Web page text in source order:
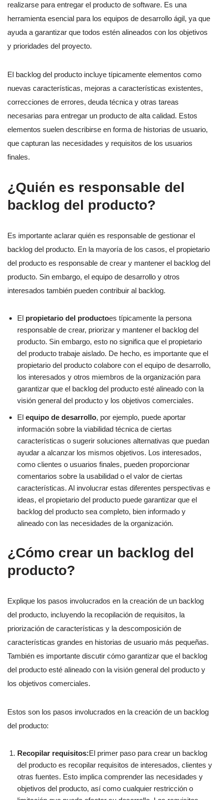
realizarse para entregar el producto de software. Es una
herramienta esencial para los equipos de desarrollo ágil, ya que
ayuda a garantizar que todos estén alineados con los objetivos
y prioridades del proyecto.
El backlog del producto incluye típicamente elementos como
nuevas características, mejoras a características existentes,
correcciones de errores, deuda técnica y otras tareas
necesarias para entregar un producto de alta calidad. Estos
elementos suelen describirse en forma de historias de usuario,
que capturan las necesidades y requisitos de los usuarios
finales.
¿Quién es responsable del
backlog del producto?
Es importante aclarar quién es responsable de gestionar el
backlog del producto. En la mayoría de los casos, el propietario
del producto es responsable de crear y mantener el backlog del
producto. Sin embargo, el equipo de desarrollo y otros
interesados también pueden contribuir al backlog.
El propietario del productoes típicamente la persona
responsable de crear, priorizar y mantener el backlog del
producto. Sin embargo, esto no significa que el propietario
del producto trabaje aislado. De hecho, es importante que el
propietario del producto colabore con el equipo de desarrollo,
los interesados y otros miembros de la organización para
garantizar que el backlog del producto esté alineado con la
visión general del producto y los objetivos comerciales.
El equipo de desarrollo, por ejemplo, puede aportar
información sobre la viabilidad técnica de ciertas
características o sugerir soluciones alternativas que puedan
ayudar a alcanzar los mismos objetivos. Los interesados,
como clientes o usuarios finales, pueden proporcionar
comentarios sobre la usabilidad o el valor de ciertas
características. Al involucrar estas diferentes perspectivas e
ideas, el propietario del producto puede garantizar que el
backlog del producto sea completo, bien informado y
alineado con las necesidades de la organización.
¿Cómo crear un backlog del
producto?
Explique los pasos involucrados en la creación de un backlog
del producto, incluyendo la recopilación de requisitos, la
priorización de características y la descomposición de
características grandes en historias de usuario más pequeñas.
También es importante discutir cómo garantizar que el backlog
del producto esté alineado con la visión general del producto y
los objetivos comerciales.
Estos son los pasos involucrados en la creación de un backlog
del producto:
Recopilar requisitos:El primer paso para crear un backlog
del producto es recopilar requisitos de interesados, clientes y
otras fuentes. Esto implica comprender las necesidades y
objetivos del producto, así como cualquier restricción o